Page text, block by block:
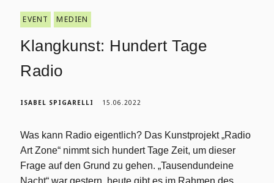
EVENT MEDIEN
Klangkunst: Hundert Tage
Radio
ISABEL SPIGARELLI 15.06.2022
Was kann Radio eigentlich? Das Kunstprojekt „Radio
Art Zone“ nimmt sich hundert Tage Zeit, um dieser
Frage auf den Grund zu gehen. „Tausendundeine
Nacht“ war gestern, heute gibt es im Rahmen des